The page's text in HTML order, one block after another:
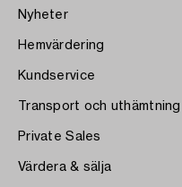
Nyheter
Hemvärdering
Kundservice
Transport och uthämtning
Private Sales
Värdera & sälja